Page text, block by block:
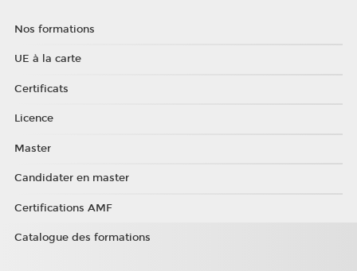
Nos formations
UE à la carte
Certificats
Licence
Master
Candidater en master
Certifications AMF
Catalogue des formations